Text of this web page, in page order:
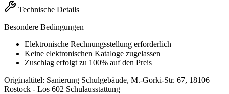
Technische Details
Besondere Bedingungen
Elektronische Rechnungsstellung erforderlich
Keine elektronischen Kataloge zugelassen
Zuschlag erfolgt zu 100% auf den Preis
Originaltitel: Sanierung Schulgebäude, M.-Gorki-Str. 67, 18106
Rostock - Los 602 Schulausstattung